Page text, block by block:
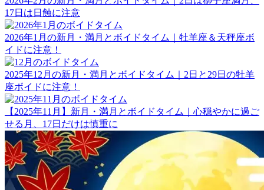
17日は日蝕に注意
2026年1月の新月・満月とボイドタイム｜牡羊座＆天秤座ボ
イドに注意！
2025年12月の新月・満月とボイドタイム｜2日と29日の牡羊
座ボイドに注意！
【2025年11月】新月・満月とボイドタイム｜心穏やかに過ご
せる月、17日だけは慎重に